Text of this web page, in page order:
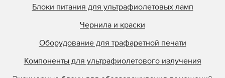
Блоки питания для ультрафиолетовых ламп
Чернила и краски
Оборудование для трафаретной печати
Компоненты для ультрафиолетового излучения